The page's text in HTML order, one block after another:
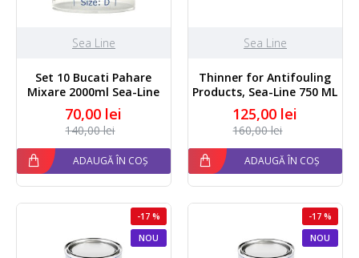
Sea Line
Set 10 Bucati Pahare
Mixare 2000ml Sea-Line
70,00 lei
140,00 lei
ADAUGĂ ÎN COȘ
Sea Line
Thinner for Antifouling
Products, Sea-Line 750 ML
125,00 lei
160,00 lei
ADAUGĂ ÎN COȘ
NOU
-17 %
NOU
-17 %